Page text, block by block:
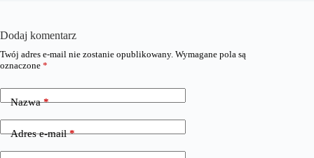
Dodaj komentarz
Twój adres e-mail nie zostanie opublikowany. Wymagane pola są
oznaczone *
Nazwa*
Adres e-mail*